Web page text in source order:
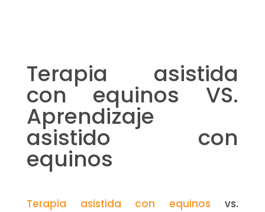
Terapia asistida
con equinos VS.
Aprendizaje
asistido con
equinos
Terapia asistida con equinos vs.